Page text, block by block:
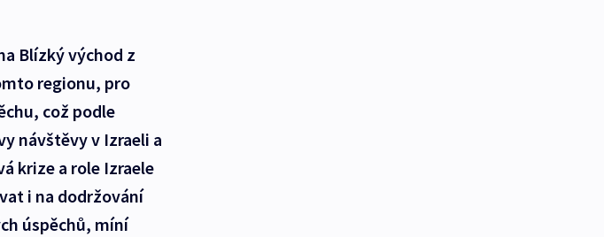
Blízký východ z
regionu, pro
což podle
návštěvy v Izraeli a
krize a role Izraele
i na dodržování
úspěchů, míní